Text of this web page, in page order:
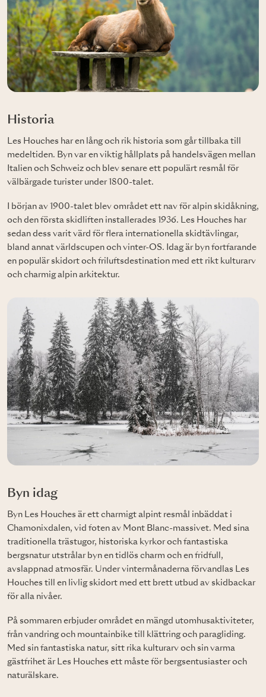
Historia
Les Houches har en lång och rik historia som går tillbaka till
medeltiden. Byn var en viktig hållplats på handelsvägen mellan
Italien och Schweiz och blev senare ett populärt resmål för
välbärgade turister under 1800-talet.
I början av 1900-talet blev området ett nav för alpin skidåkning,
och den första skidliften installerades 1936. Les Houches har
sedan dess varit värd för flera internationella skidtävlingar,
bland annat världscupen och vinter-OS. Idag är byn fortfarande
en populär skidort och friluftsdestination med ett rikt kulturarv
och charmig alpin arkitektur.
Byn idag
Byn Les Houches är ett charmigt alpint resmål inbäddat i
Chamonixdalen, vid foten av Mont Blanc-massivet. Med sina
traditionella trästugor, historiska kyrkor och fantastiska
bergsnatur utstrålar byn en tidlös charm och en fridfull,
avslappnad atmosfär. Under vintermånaderna förvandlas Les
Houches till en livlig skidort med ett brett utbud av skidbackar
för alla nivåer.
På sommaren erbjuder området en mängd utomhusaktiviteter,
från vandring och mountainbike till klättring och paragliding.
Med sin fantastiska natur, sitt rika kulturarv och sin varma
gästfrihet är Les Houches ett måste för bergsentusiaster och
naturälskare.